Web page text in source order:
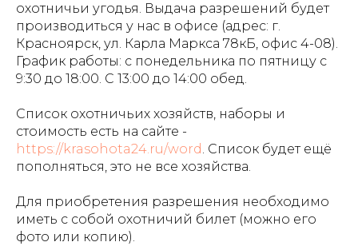
охотничьи угодья. Выдача разрешений будет
производиться у нас в офисе (адрес: г.
Красноярск, ул. Карла Маркса 78кБ, офис 4-08).
График работы: с понедельника по пятницу с
9:30 до 18:00. С 13:00 до 14:00 обед.
Список охотничьих хозяйств, наборы и
стоимость есть на сайте -
https://krasohota24.ru/word. Список будет ещё
пополняться, это не все хозяйства.
Для приобретения разрешения необходимо
иметь с собой охотничий билет (можно его
фото или копию).